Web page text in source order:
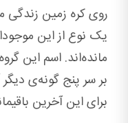
روی کره زمین زندگی
یک نوع از این
بر سر پنج گونه‌ی
برای این آخرین